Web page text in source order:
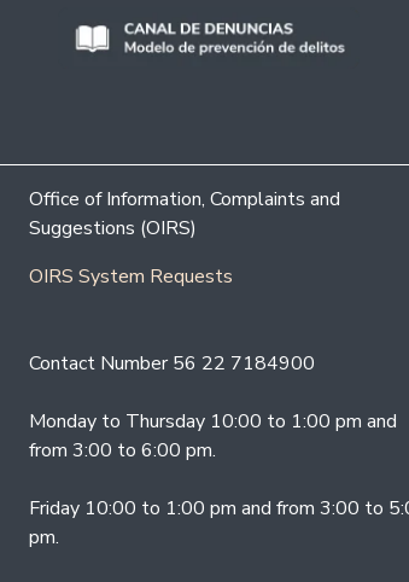
Office of Information, Complaints and
Suggestions (OIRS)
OIRS System Requests
Contact Number 56 22 7184900
Monday to Thursday 10:00 to 1:00 pm and
from 3:00 to 6:00 pm.
Friday 10:00 to 1:00 pm and from 3:00 to
pm.